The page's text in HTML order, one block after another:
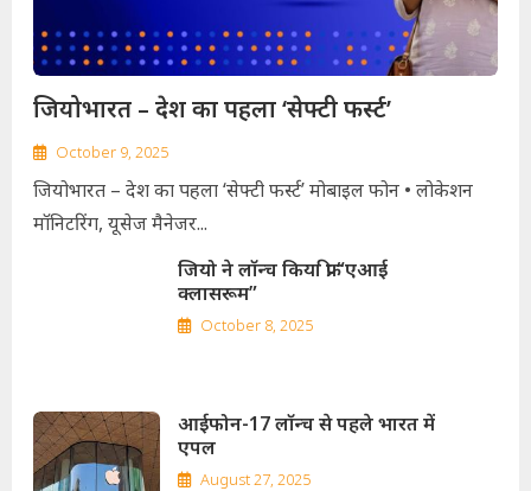
जियोभारत – देश का पहला ‘सेफ्टी फर्स्ट’
October 9, 2025
जियोभारत – देश का पहला ‘सेफ्टी फर्स्ट’ मोबाइल फोन • लोकेशन
मॉनिटरिंग, यूसेज मैनेजर...
जियो ने लॉन्च किया फ्री “एआई
क्लासरूम”
October 8, 2025
आईफोन-17 लॉन्च से पहले भारत में
एपल
August 27, 2025